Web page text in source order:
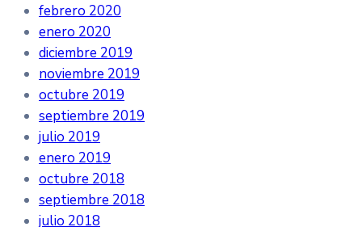
febrero 2020
enero 2020
diciembre 2019
noviembre 2019
octubre 2019
septiembre 2019
julio 2019
enero 2019
octubre 2018
septiembre 2018
julio 2018